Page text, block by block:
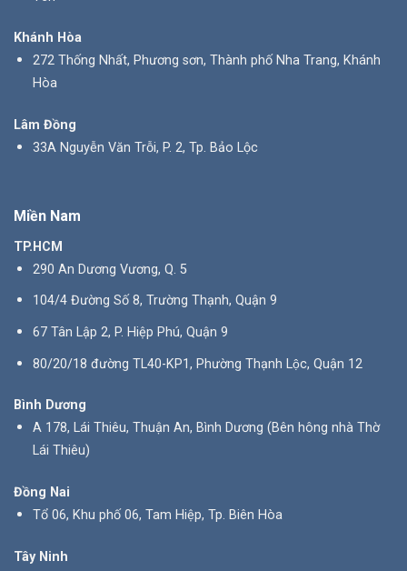
Khánh Hòa
272 Thống Nhất, Phương sơn, Thành phố Nha Trang, Khánh
Hòa
Lâm Đồng
33A Nguyễn Văn Trỗi, P. 2, Tp. Bảo Lộc
Miền Nam
TP.HCM
290 An Dương Vương, Q. 5
104/4 Đường Số 8, Trường Thạnh, Quận 9
67 Tân Lập 2, P. Hiệp Phú, Quận 9
80/20/18 đường TL40-KP1, Phường Thạnh Lộc, Quận 12
Bình Dương
A 178, Lái Thiêu, Thuận An, Bình Dương (Bên hông nhà Thờ
Lái Thiêu)
Đồng Nai
Tổ 06, Khu phố 06, Tam Hiệp, Tp. Biên Hòa
Tây Ninh